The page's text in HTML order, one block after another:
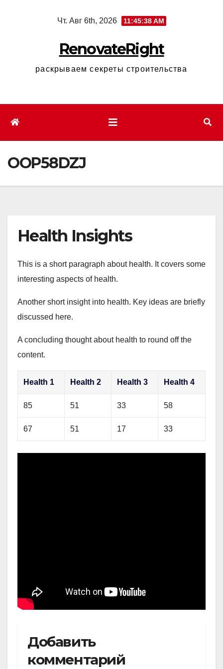
Чт. Авг 6th, 2026 11:45:39 AM
RenovateRight
раскрываем секреты строительства
OOP58DZJ
Health Insights
This is a short paragraph about health. It covers some
interesting aspects of health.
Another short insight into health. Key ideas are briefly
discussed here.
A concluding thought about health to round off the
content.
Health 1 Health 2 Health 3 Health 4
85 51 33 58
67 51 17 33
Добавить
комментарий